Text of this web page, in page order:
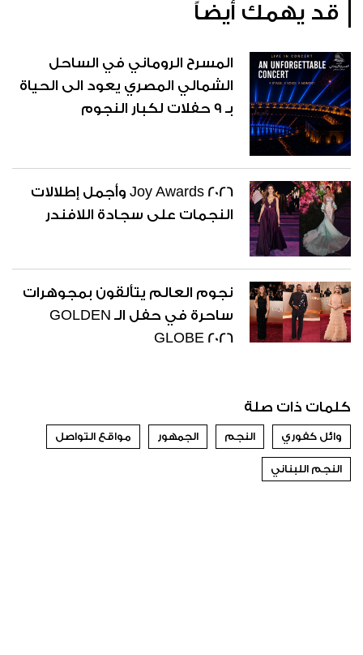
قد يهمك أيضاً
المسرح الروماني في الساحل
الشمالي المصري يعود الى الحياة
بـ 9 حفلات لكبار النجوم
Joy Awards 2026 وأجمل إطلالات
النجمات على سجادة اللافندر
نجوم العالم يتألقون بمجوهرات
ساحرة في حفل الـ GOLDEN
GLOBE 2026
كلمات ذات صلة
وائل كفوري النجم الجمهور مواقع التواصل
النجم اللبناني